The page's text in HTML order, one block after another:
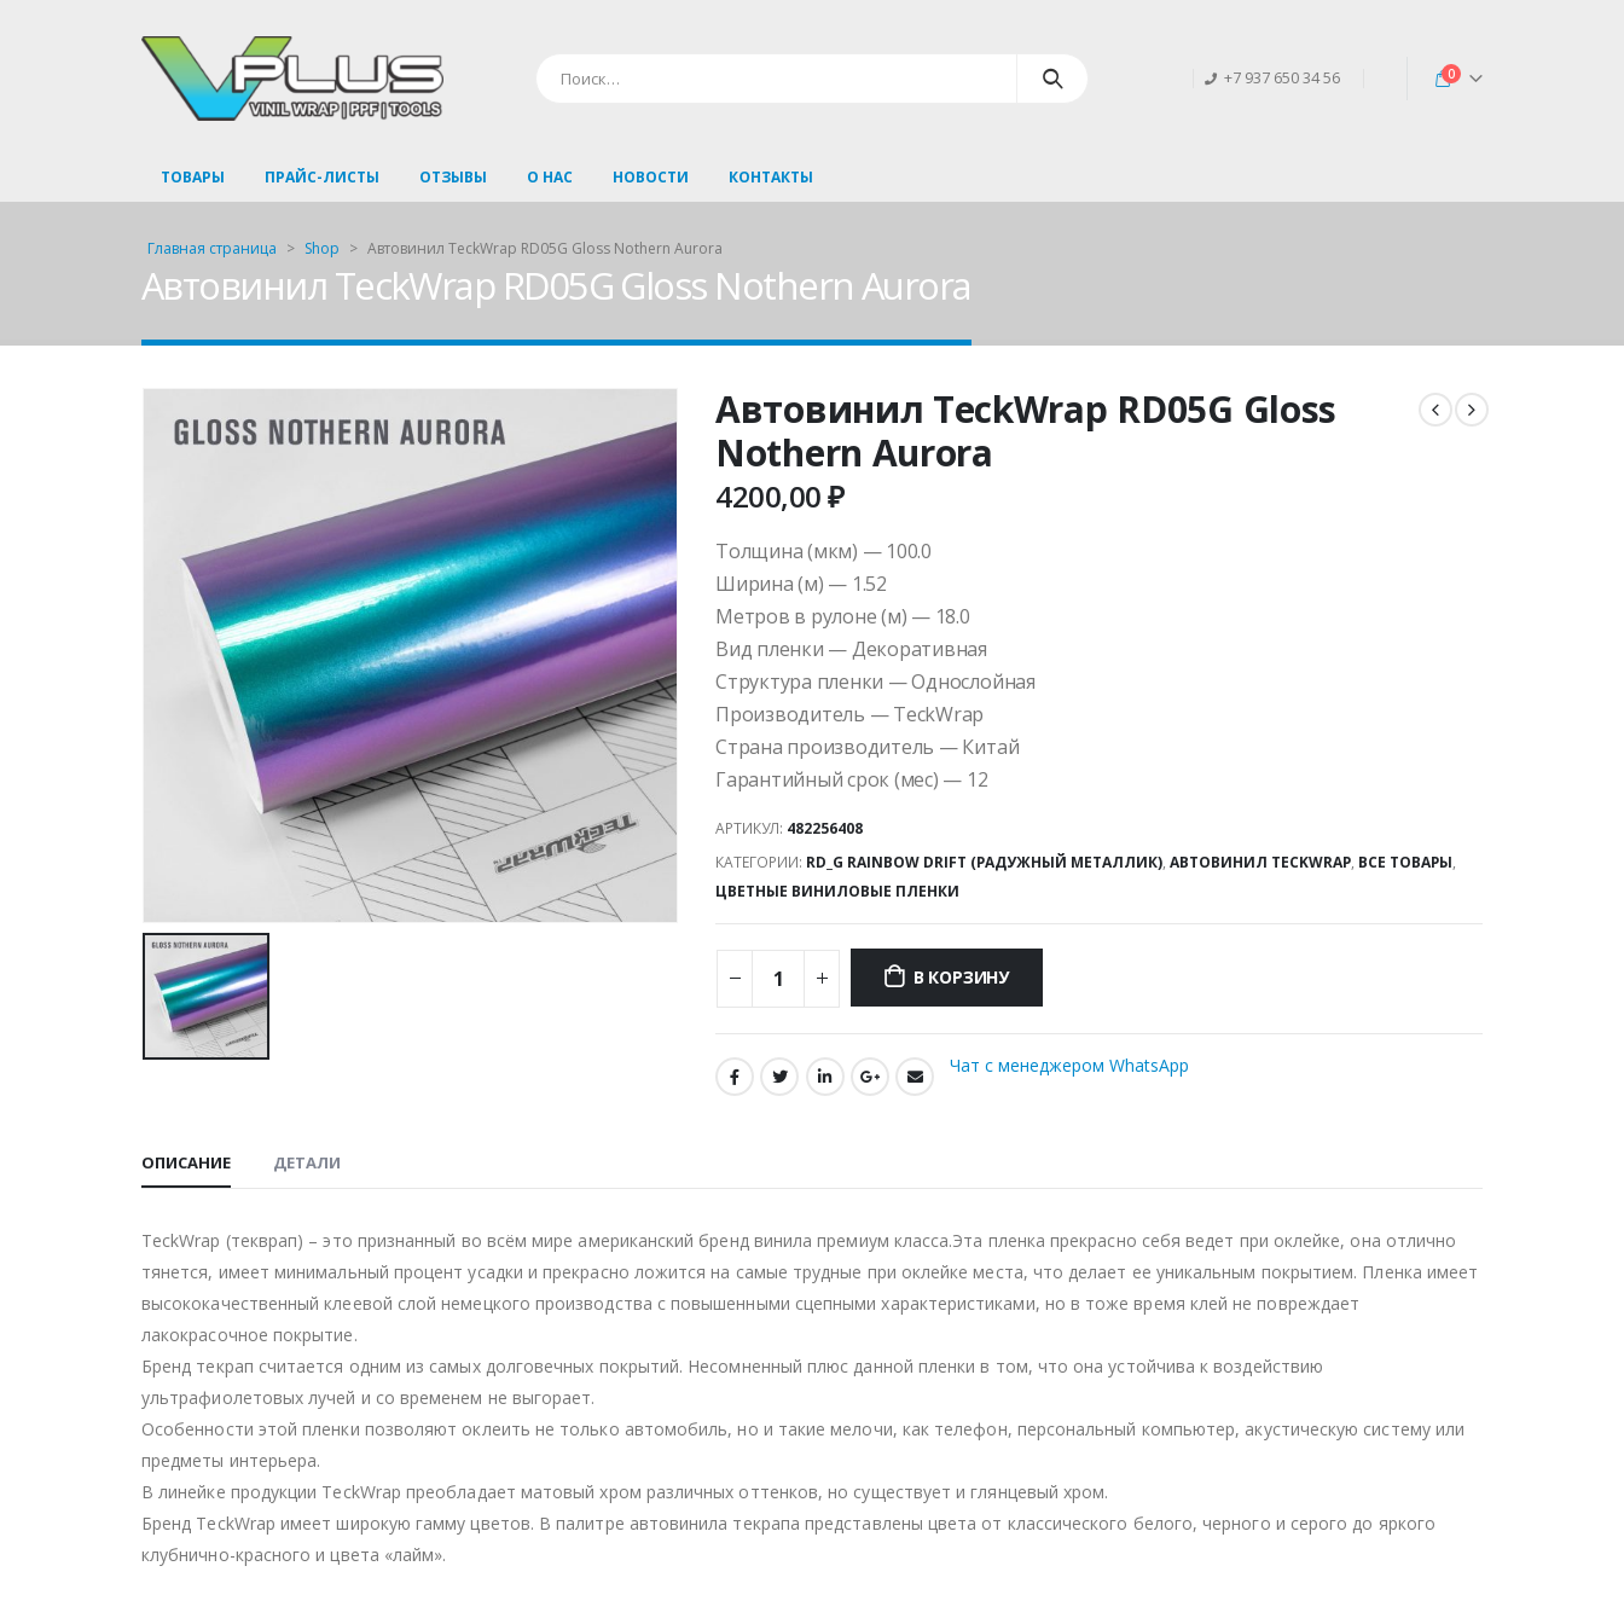
+7 937 650 34 56 0
ТОВАРЫ ПРАЙС-ЛИСТЫ ОТЗЫВЫ О НАС НОВОСТИ КОНТАКТЫ
Главная страница > Shop > Автовинил TeckWrap RD05G Gloss Nothern Aurora
Автовинил TeckWrap RD05G Gloss Nothern Aurora
Автовинил TeckWrap RD05G Gloss
Nothern Aurora
4200,00₽
Толщина (мкм) — 100.0
Ширина (м) — 1.52
Метров в рулоне (м) — 18.0
Вид пленки — Декоративная
Структура пленки — Однослойная
Производитель — TeckWrap
Страна производитель — Китай
Гарантийный срок (мес) — 12
АРТИКУЛ: 482256408
КАТЕГОРИИ: RD_G RAINBOW DRIFT (РАДУЖНЫЙ МЕТАЛЛИК), АВТОВИНИЛ TECKWRAP, ВСЕ ТОВАРЫ,
ЦВЕТНЫЕ ВИНИЛОВЫЕ ПЛЕНКИ
В КОРЗИНУ
Чат с менеджером WhatsApp
ОПИСАНИЕ ДЕТАЛИ
TeckWrap (текврап) – это признанный во всём мире американский бренд винила премиум класса.Эта пленка прекрасно себя ведет при оклейке, она отлично
тянется, имеет минимальный процент усадки и прекрасно ложится на самые трудные при оклейке места, что делает ее уникальным покрытием. Пленка имеет
высококачественный клеевой слой немецкого производства с повышенными сцепными характеристиками, но в тоже время клей не повреждает
лакокрасочное покрытие.
Бренд текрап считается одним из самых долговечных покрытий. Несомненный плюс данной пленки в том, что она устойчива к воздействию
ультрафиолетовых лучей и со временем не выгорает.
Особенности этой пленки позволяют оклеить не только автомобиль, но и такие мелочи, как телефон, персональный компьютер, акустическую систему или
предметы интерьера.
В линейке продукции TeckWrap преобладает матовый хром различных оттенков, но существует и глянцевый хром.
Бренд TeckWrap имеет широкую гамму цветов. В палитре автовинила текрапа представлены цвета от классического белого, черного и серого до яркого
клубнично-красного и цвета «лайм».